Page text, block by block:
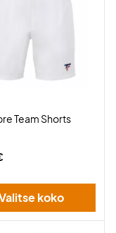
Team Shorts
koko